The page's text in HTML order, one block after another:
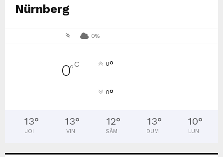
Nürnberg
% 0%
0°C 0°
0°
13°
JOI
13°
VIN
12°
SÂM
13°
DUM
10°
LUN